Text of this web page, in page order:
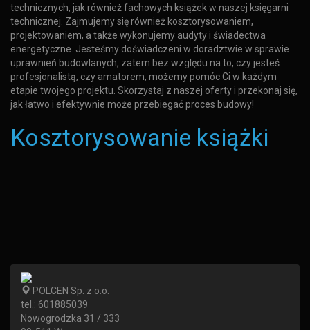
technicznych, jak również fachowych książek w naszej księgarni
technicznej. Zajmujemy się również kosztorysowaniem,
projektowaniem, a także wykonujemy audyty i świadectwa
energetyczne. Jesteśmy doświadczeni w doradztwie w sprawie
uprawnień budowlanych, zatem bez względu na to, czy jesteś
profesjonalistą, czy amatorem, możemy pomóc Ci w każdym
etapie twojego projektu. Skorzystaj z naszej oferty i przekonaj się,
jak łatwo i efektywnie może przebiegać proces budowy!
Kosztorysowanie książki
POLCEN Sp. z o.o.
tel.: 601885039
Nowogrodzka 31 / 333